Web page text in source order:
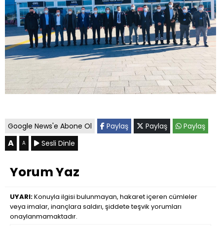
Google News'e Abone Ol Paylaş Paylaş Paylaş
A A Sesli Dinle
Yorum Yaz
UYARI:Konuyla ilgisi bulunmayan, hakaret içeren cümleler
veya imalar, inançlara saldırı, şiddete teşvik yorumları
onaylanmamaktadır.